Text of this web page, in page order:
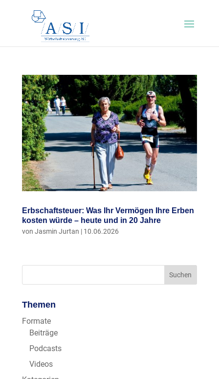
Erbschaftsteuer: Was Ihr Vermögen Ihre Erben
kosten würde – heute und in 20 Jahre
von Jasmin Jurtan | 10.06.2026
Themen
Formate
Beiträge
Podcasts
Videos